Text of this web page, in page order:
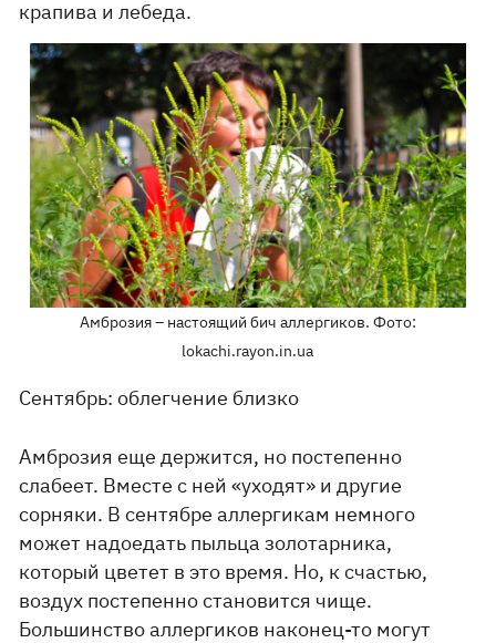
крапива и лебеда.
Амброзия – настоящий бич аллергиков. Фото:
lokachi.rayon.in.ua
Сентябрь: облегчение близко
Амброзия еще держится, но постепенно
слабеет. Вместе с ней «уходят» и другие
сорняки. В сентябре аллергикам немного
может надоедать пыльца золотарника,
который цветет в это время. Но, к счастью,
воздух постепенно становится чище.
Большинство аллергиков наконец-то могут